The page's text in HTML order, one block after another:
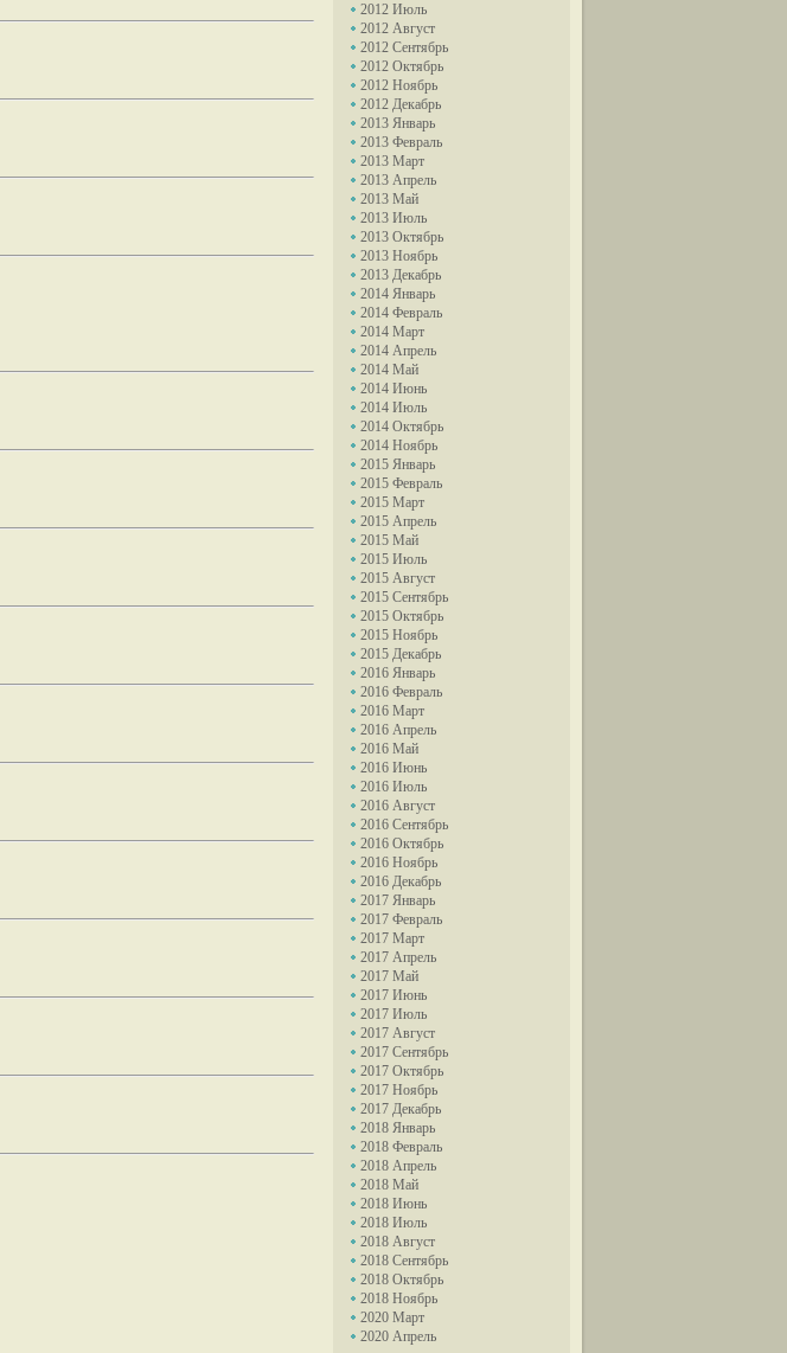
2012 Июль
2012 Август
2012 Сентябрь
2012 Октябрь
2012 Ноябрь
2012 Декабрь
2013 Январь
2013 Февраль
2013 Март
2013 Апрель
2013 Май
2013 Июль
2013 Октябрь
2013 Ноябрь
2013 Декабрь
2014 Январь
2014 Февраль
2014 Март
2014 Апрель
2014 Май
2014 Июнь
2014 Июль
2014 Октябрь
2014 Ноябрь
2015 Январь
2015 Февраль
2015 Март
2015 Апрель
2015 Май
2015 Июль
2015 Август
2015 Сентябрь
2015 Октябрь
2015 Ноябрь
2015 Декабрь
2016 Январь
2016 Февраль
2016 Март
2016 Апрель
2016 Май
2016 Июнь
2016 Июль
2016 Август
2016 Сентябрь
2016 Октябрь
2016 Ноябрь
2016 Декабрь
2017 Январь
2017 Февраль
2017 Март
2017 Апрель
2017 Май
2017 Июнь
2017 Июль
2017 Август
2017 Сентябрь
2017 Октябрь
2017 Ноябрь
2017 Декабрь
2018 Январь
2018 Февраль
2018 Апрель
2018 Май
2018 Июнь
2018 Июль
2018 Август
2018 Сентябрь
2018 Октябрь
2018 Ноябрь
2020 Март
2020 Апрель